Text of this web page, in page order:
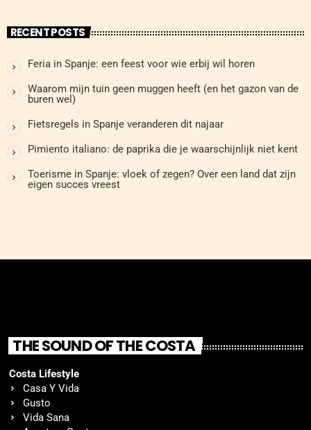
RECENT POSTS
Feria in Spanje: een feest voor wie erbij wil horen
Waarom mijn tuin geen muggen heeft (en het gazon van de
buren wel)
Fietsregels in Spanje veranderen dit najaar
Pimiento italiano: de paprika die je waarschijnlijk niet kent
Toerisme in Spanje: vloek of zegen? Over een land dat zijn
eigen succes vreest
THE SOUND OF THE COSTA
Costa Lifestyle
Casa Y Vida
Gusto
Vida Sana